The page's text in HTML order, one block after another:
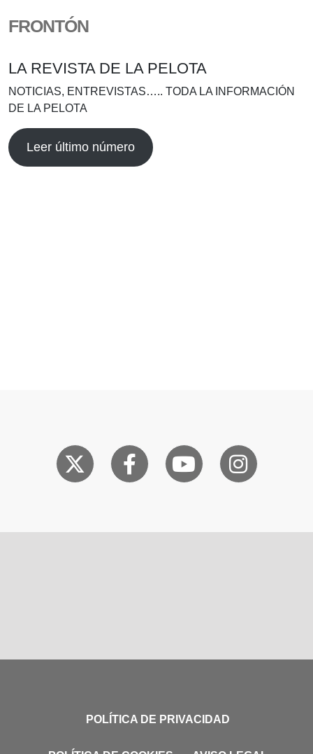
FRONTÓN
LA REVISTA DE LA PELOTA
NOTICIAS, ENTREVISTAS….. TODA LA INFORMACIÓN
DE LA PELOTA
Leer último número
POLÍTICA DE PRIVACIDAD